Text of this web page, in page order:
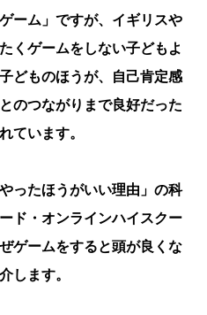
ーム」ですが、イギリスや
くゲームをしない子どもよ
どものほうが、自己肯定感
のつながりまで良好だった
ています。
ったほうがいい理由」の科
ド・オンラインハイスクー
ゲームをすると頭が良くな
します。